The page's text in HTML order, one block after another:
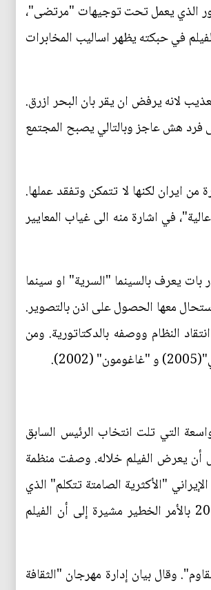
الذي يعمل تحت توجيهات "مرتضى"،
في حبكته يظهر اساليب المخابرات
لانه يرفض ان يقر بان البحر ازرق.
فرد هش عاجز وبالتالي يصبح المجتمع
الهجرة من ايران لكنها لا تتمكن وتفقد عملها.
في اشارة منه الى غياب المعايير
بات يعرف بالسينما "السرية" او سينما
معها الحصول على اذن بالتصوير.
عن انتقاد النظام ووصفه بالدكتاتورية. ومن
التي تلت انتخاب الرئيس السابق
كان يفترض أن يعرض الفيلم خلاله. وصفت منظمة
"الأكثرية الصامتة تتكلم" الذي
أبرز الاحتجاجات التي تلت انتخاب الرئيس الإيراني السابق محمود أحمدي نجاد لولاية ثانية في 2009 بالأمر الخطير مشيرة إلى أن الفيلم
وقال بيان إدارة مهرجان "الثقافة